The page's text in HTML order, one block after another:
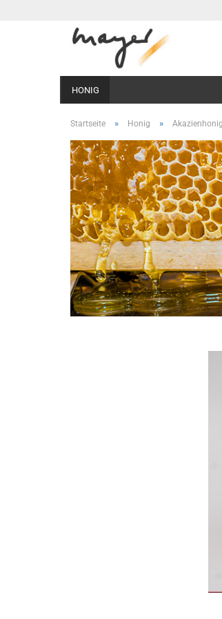
HONIG
Startseite » Honig »